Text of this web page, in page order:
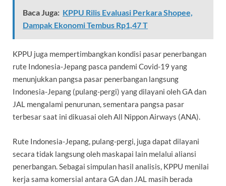
Baca Juga: KPPU Rilis Evaluasi Perkara Shopee,
Dampak Ekonomi Tembus Rp1,47 T
KPPU juga mempertimbangkan kondisi pasar penerbangan
rute Indonesia-Jepang pasca pandemi Covid-19 yang
menunjukkan pangsa pasar penerbangan langsung
Indonesia-Jepang (pulang-pergi) yang dilayani oleh GA dan
JAL mengalami penurunan, sementara pangsa pasar
terbesar saat ini dikuasai oleh All Nippon Airways (ANA).
Rute Indonesia-Jepang, pulang-pergi, juga dapat dilayani
secara tidak langsung oleh maskapai lain melalui aliansi
penerbangan. Sebagai simpulan hasil analisis, KPPU menilai
kerja sama komersial antara GA dan JAL masih berada